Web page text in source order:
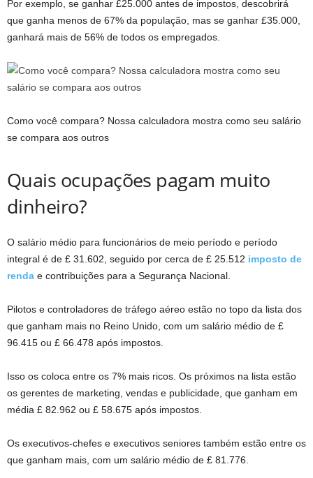
Por exemplo, se ganhar £25.000 antes de impostos, descobrirá
que ganha menos de 67% da população, mas se ganhar £35.000,
ganhará mais de 56% de todos os empregados.
Como você compara? Nossa calculadora mostra como seu salário
se compara aos outros
Quais ocupações pagam muito
dinheiro?
O salário médio para funcionários de meio período e período
integral é de £ 31.602, seguido por cerca de £ 25.512 imposto de
renda e contribuições para a Segurança Nacional.
Pilotos e controladores de tráfego aéreo estão no topo da lista dos
que ganham mais no Reino Unido, com um salário médio de £
96.415 ou £ 66.478 após impostos.
Isso os coloca entre os 7% mais ricos. Os próximos na lista estão
os gerentes de marketing, vendas e publicidade, que ganham em
média £ 82.962 ou £ 58.675 após impostos.
Os executivos-chefes e executivos seniores também estão entre os
que ganham mais, com um salário médio de £ 81.776.